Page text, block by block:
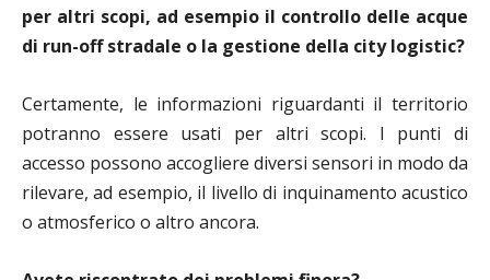
per altri scopi, ad esempio il controllo delle acque
di run-off stradale o la gestione della city logistic?
Certamente, le informazioni riguardanti il territorio
potranno essere usati per altri scopi. I punti di
accesso possono accogliere diversi sensori in modo da
rilevare, ad esempio, il livello di inquinamento acustico
o atmosferico o altro ancora.